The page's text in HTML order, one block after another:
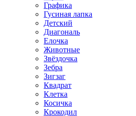
Графика
Гусиная лапка
Детский
Диагональ
Елочка
Животные
Звёздочка
Зебра
Зигзаг
Квадрат
Клетка
Косичка
Крокодил